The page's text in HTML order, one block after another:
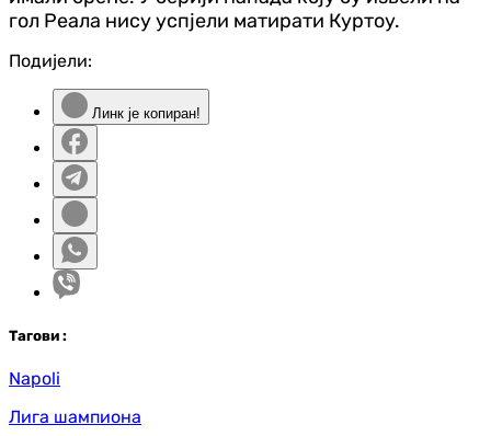
гол Реала нису успјели матирати Куртоу.
Подијели:
Линк је копиран!
Тагови :
Napoli
Лига шампиона